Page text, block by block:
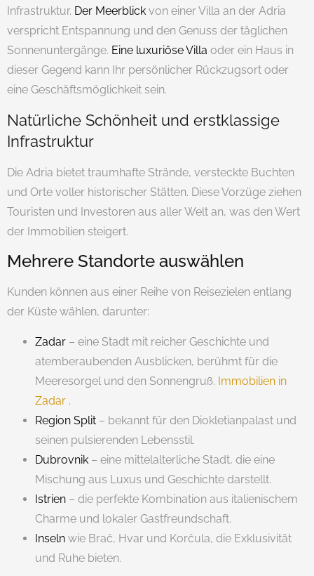
Infrastruktur. Der Meerblick von einer Villa an der Adria
verspricht Entspannung und den Genuss der täglichen
Sonnenuntergänge. Eine luxuriöse Villa oder ein Haus in
dieser Gegend kann Ihr persönlicher Rückzugsort oder
eine Geschäftsmöglichkeit sein.
Natürliche Schönheit und erstklassige
Infrastruktur
Die Adria bietet traumhafte Strände, versteckte Buchten
und Orte voller historischer Stätten. Diese Vorzüge ziehen
Touristen und Investoren aus aller Welt an, was den Wert
der Immobilien steigert.
Mehrere Standorte auswählen
Kunden können aus einer Reihe von Reisezielen entlang
der Küste wählen, darunter:
Zadar – eine Stadt mit reicher Geschichte und
atemberaubenden Ausblicken, berühmt für die
Meeresorgel und den Sonnengruß. Immobilien in
Zadar .
Region Split – bekannt für den Diokletianpalast und
seinen pulsierenden Lebensstil.
Dubrovnik – eine mittelalterliche Stadt, die eine
Mischung aus Luxus und Geschichte darstellt.
Istrien – die perfekte Kombination aus italienischem
Charme und lokaler Gastfreundschaft.
Inseln wie Brač, Hvar und Korčula, die Exklusivität
und Ruhe bieten.